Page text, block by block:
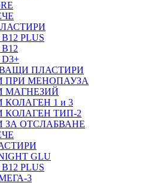
PLUS
ПЛАСТИРИ
ПРИ МЕНОПАУЗА
МАГНЕЗИЙ
1 и 3
КОЛАГЕН ТИП-2
ЗА ОТСЛАБВАНЕ
GLU
PLUS
3